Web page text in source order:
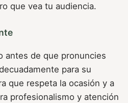
que vea tu audiencia.
antes de que pronuncies
para su
que respeta la ocasión y a
profesionalismo y atención